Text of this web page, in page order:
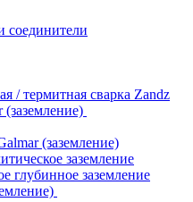
соединители
/ термитная сварка Zandz
(заземление)
заземление
глубинное заземление